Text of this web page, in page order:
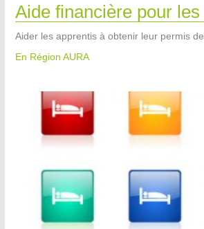
Aide financière pour
Aider les apprentis à obtenir leur permis
En Région AURA